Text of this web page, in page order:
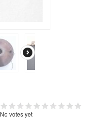
No votes yet